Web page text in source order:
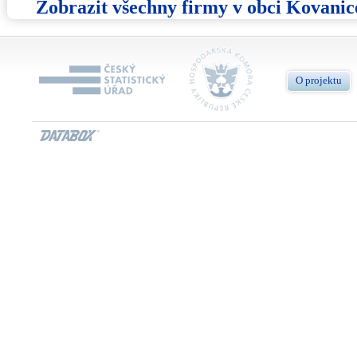
Zobrazit všechny firmy v obci
O projektu